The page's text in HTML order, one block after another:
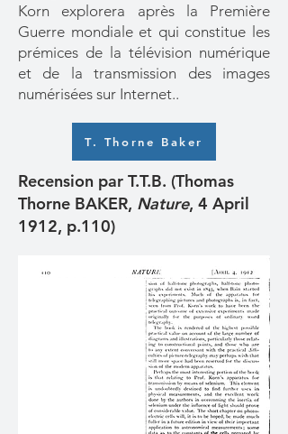
Korn explorera après la Première
Guerre mondiale et qui constitue les
prémices de la télévision numérique
et de la transmission des images
numérisées sur Internet..
T. Thorne Baker
Recension par T.T.B. (Thomas
Thorne BAKER, Nature, 4 April
1912, p.110)